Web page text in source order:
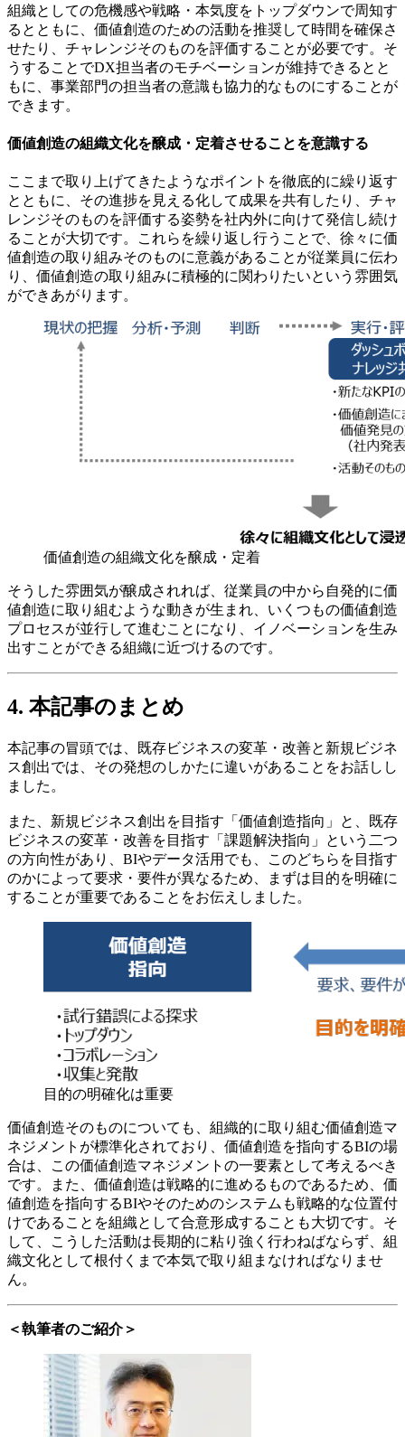
組織としての危機感や戦略・本気度をトップダウンで周知す
るとともに、価値創造のための活動を推奨して時間を確保さ
せたり、チャレンジそのものを評価することが必要です。そ
うすることでDX担当者のモチベーションが維持できるとと
もに、事業部門の担当者の意識も協力的なものにすることが
できます。
価値創造の組織文化を醸成・定着させることを意識する
ここまで取り上げてきたようなポイントを徹底的に繰り返す
とともに、その進捗を見える化して成果を共有したり、チャ
レンジそのものを評価する姿勢を社内外に向けて発信し続け
ることが大切です。これらを繰り返し行うことで、徐々に価
値創造の取り組みそのものに意義があることが従業員に伝わ
り、価値創造の取り組みに積極的に関わりたいという雰囲気
ができあがります。
価値創造の組織文化を醸成・定着
そうした雰囲気が醸成されれば、従業員の中から自発的に価
値創造に取り組むような動きが生まれ、いくつもの価値創造
プロセスが並行して進むことになり、イノベーションを生み
出すことができる組織に近づけるのです。
4. 本記事のまとめ
本記事の冒頭では、既存ビジネスの変革・改善と新規ビジネ
ス創出では、その発想のしかたに違いがあることをお話しし
ました。
また、新規ビジネス創出を目指す「価値創造指向」と、既存
ビジネスの変革・改善を目指す「課題解決指向」という二つ
の方向性があり、BIやデータ活用でも、このどちらを目指す
のかによって要求・要件が異なるため、まずは目的を明確に
することが重要であることをお伝えしました。
目的の明確化は重要
価値創造そのものについても、組織的に取り組む価値創造マ
ネジメントが標準化されており、価値創造を指向するBIの場
合は、この価値創造マネジメントの一要素として考えるべき
です。また、価値創造は戦略的に進めるものであるため、価
値創造を指向するBIやそのためのシステムも戦略的な位置付
けであることを組織として合意形成することも大切です。そ
して、こうした活動は長期的に粘り強く行わねばならず、組
織文化として根付くまで本気で取り組まなければなりませ
ん。
＜執筆者のご紹介＞